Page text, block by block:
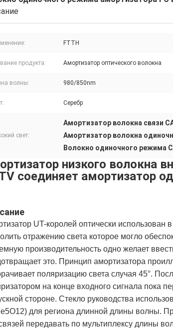
FTTH
продукта: Амортизатор оптического волокна
волны: 980/850nm
Серебр
свет:
Амортизатор волокна связи
Амортизатор волокна
Волокно одиночного режима
низкого волокна
соединяет амортизатор
UT-королей оптически
отражению света которое могло
производительность одно желает
это. Принцип амортизатора
поляризацию света случая 45°.
на конце входного сигнала пока
стороне. Стекло руководства
для региона длинной длины волны.
передавать по мультиплексу длины